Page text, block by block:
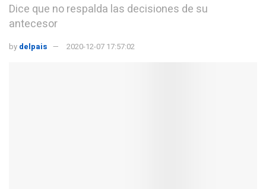
Dice que no respalda las decisiones de su
antecesor
by delpais 2020-12-07 17:57:02